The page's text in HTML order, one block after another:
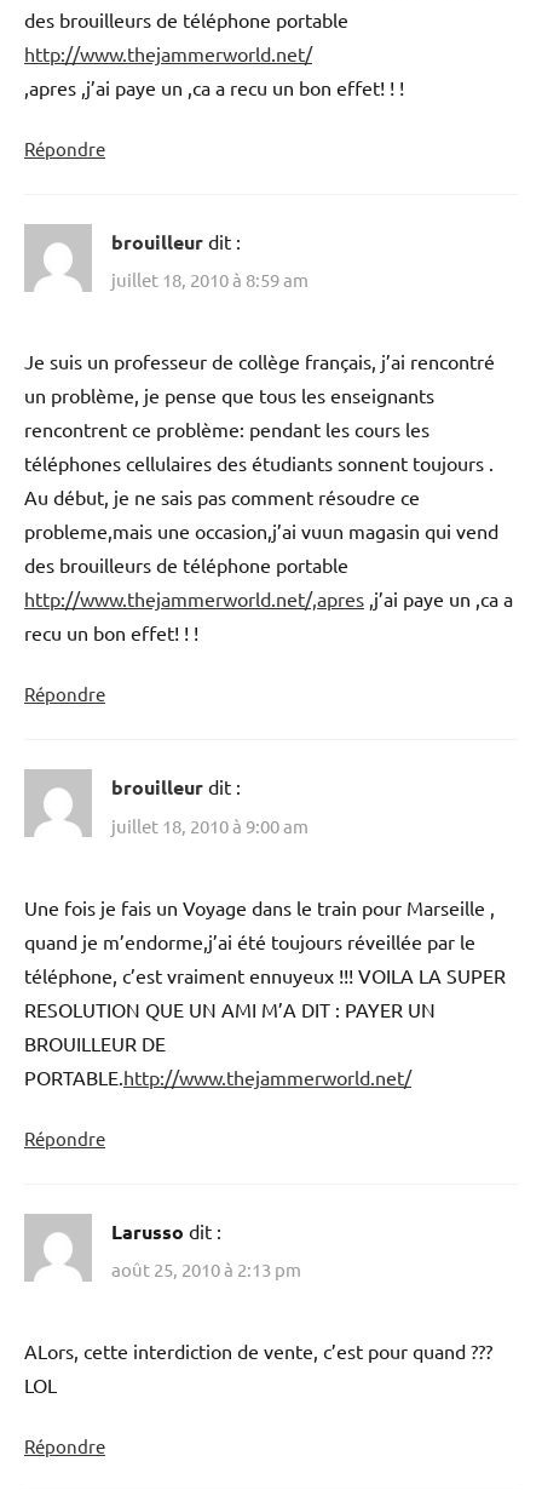
des brouilleurs de téléphone portable
http://www.thejammerworld.net/
,apres ,j’ai paye un ,ca a recu un bon effet! ! !
Répondre
brouilleur dit :
juillet 18, 2010 à 8:59 am
Je suis un professeur de collège français, j’ai rencontré
un problème, je pense que tous les enseignants
rencontrent ce problème: pendant les cours les
téléphones cellulaires des étudiants sonnent toujours .
Au début, je ne sais pas comment résoudre ce
probleme,mais une occasion,j’ai vuun magasin qui vend
des brouilleurs de téléphone portable
http://www.thejammerworld.net/,apres ,j’ai paye un ,ca a
recu un bon effet! ! !
Répondre
brouilleur dit :
juillet 18, 2010 à 9:00 am
Une fois je fais un Voyage dans le train pour Marseille ,
quand je m’endorme,j’ai été toujours réveillée par le
téléphone, c’est vraiment ennuyeux !!! VOILA LA SUPER
RESOLUTION QUE UN AMI M’A DIT : PAYER UN
BROUILLEUR DE
PORTABLE. http://www.thejammerworld.net/
Répondre
Larusso dit :
août 25, 2010 à 2:13 pm
ALors, cette interdiction de vente, c’est pour quand ???
LOL
Répondre